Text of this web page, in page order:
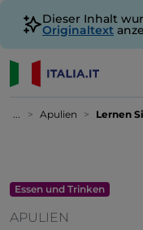
Dieser Inhalt
Originaltext
... Apulien Lernen Sie
Essen und Trinken
APULIEN